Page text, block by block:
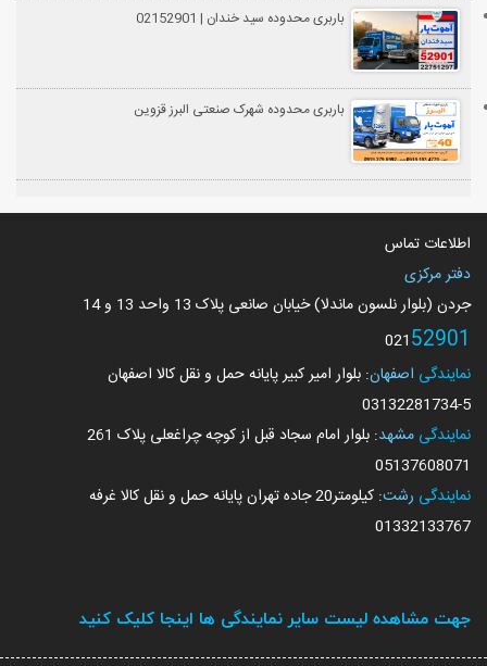
باربری محدوده سید خندان | 02152901
باربری محدوده شهرک صنعتی البرز قزوین
اطلاعات تماس
دفتر مرکزی
جردن (بلوار نلسون ماندلا) خیابان صانعی پلاک 13 واحد 13 و 14
02152901
نمایندگی اصفهان: بلوار امیر کبیر پایانه حمل و نقل کالا اصفهان
03132281734-5
نمایندگی مشهد: بلوار امام سجاد قبل از کوچه چراغعلی پلاک 261
05137608071
نمایندگی رشت: کیلومتر20 جاده تهران پایانه حمل و نقل کالا غرفه
01332133767
جهت مشاهده لیست سایر نمایندگی ها اینجا کلیک کنید